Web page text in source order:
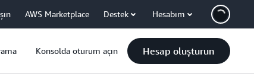
AWS Marketplace Destek Hesabım
Konsolda oturum açın Hesap oluşturun